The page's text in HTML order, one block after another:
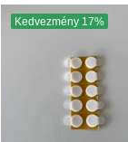
Kedvezmény 17%